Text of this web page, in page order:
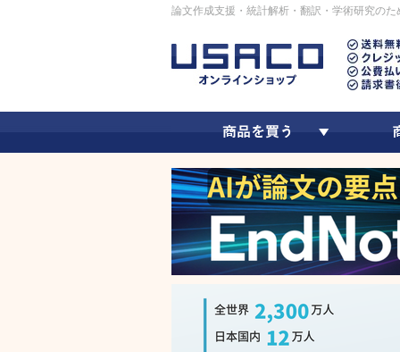
論文作成支援・統計解析・翻訳・学術研究の